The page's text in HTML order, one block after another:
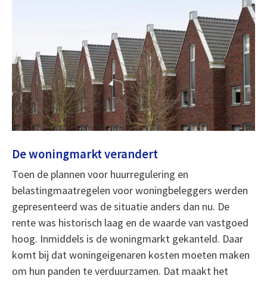
De woningmarkt verandert
Toen de plannen voor huurregulering en
belastingmaatregelen voor woningbeleggers werden
gepresenteerd was de situatie anders dan nu. De
rente was historisch laag en de waarde van vastgoed
hoog. Inmiddels is de woningmarkt gekanteld. Daar
komt bij dat woningeigenaren kosten moeten maken
om hun panden te verduurzamen. Dat maakt het